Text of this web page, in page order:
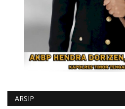
ARSIP